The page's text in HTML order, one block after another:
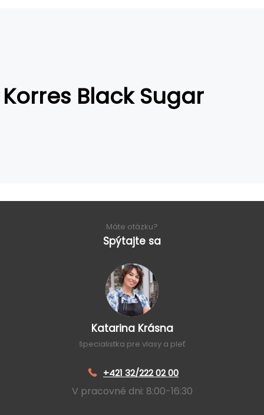
Korres Black Sugar
Máte otázku?
Spýtajte sa
Katarina Krásna
špecialistka pre vlasy a pleť
+421 32/222 02 00
V pracovné dni: 8:00-16:30